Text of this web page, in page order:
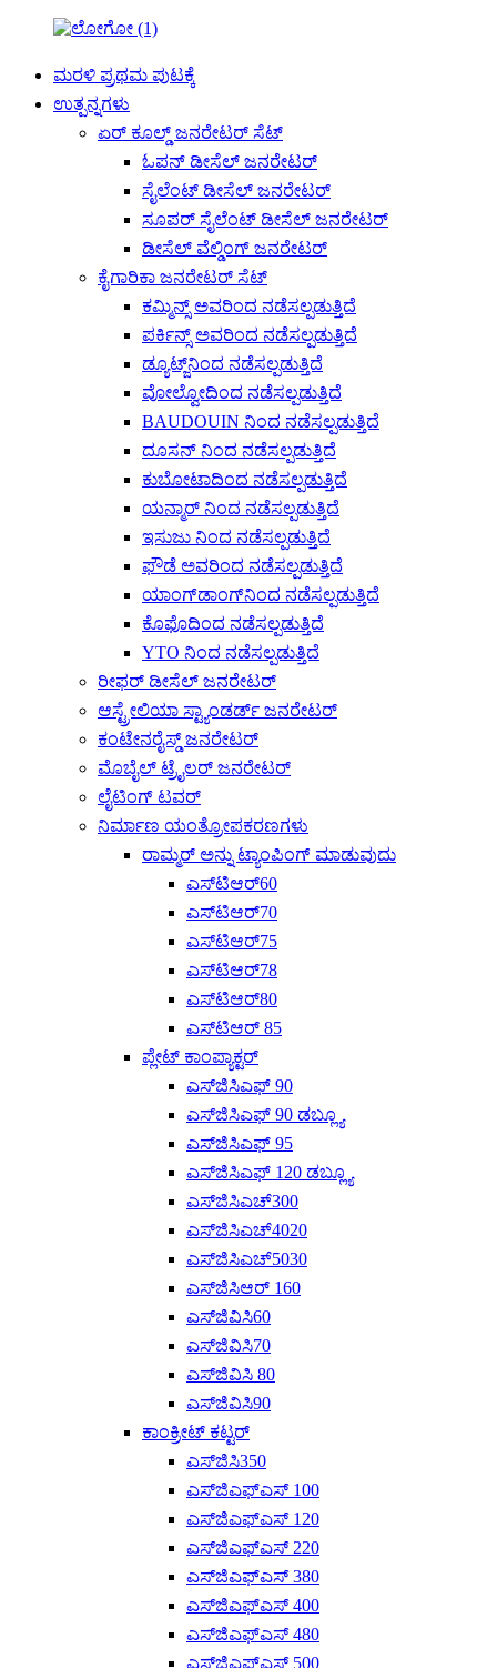
ಮರಳಿ ಪ್ರಥಮ ಪುಟಕ್ಕೆ
ಉತ್ಪನ್ನಗಳು
ಏರ್ ಕೂಲ್ಡ್ ಜನರೇಟರ್ ಸೆಟ್
ಓಪನ್ ಡೀಸೆಲ್ ಜನರೇಟರ್
ಸೈಲೆಂಟ್ ಡೀಸೆಲ್ ಜನರೇಟರ್
ಸೂಪರ್ ಸೈಲೆಂಟ್ ಡೀಸೆಲ್ ಜನರೇಟರ್
ಡೀಸೆಲ್ ವೆಲ್ಡಿಂಗ್ ಜನರೇಟರ್
ಕೈಗಾರಿಕಾ ಜನರೇಟರ್ ಸೆಟ್
ಕಮ್ಮಿನ್ಸ್ ಅವರಿಂದ ನಡೆಸಲ್ಪಡುತ್ತಿದೆ
ಪರ್ಕಿನ್ಸ್ ಅವರಿಂದ ನಡೆಸಲ್ಪಡುತ್ತಿದೆ
ಡ್ಯೂಟ್ಜ್‌ನಿಂದ ನಡೆಸಲ್ಪಡುತ್ತಿದೆ
ವೋಲ್ವೋದಿಂದ ನಡೆಸಲ್ಪಡುತ್ತಿದೆ
BAUDOUIN ನಿಂದ ನಡೆಸಲ್ಪಡುತ್ತಿದೆ
ದೂಸನ್ ನಿಂದ ನಡೆಸಲ್ಪಡುತ್ತಿದೆ
ಕುಬೋಟಾದಿಂದ ನಡೆಸಲ್ಪಡುತ್ತಿದೆ
ಯನ್ಮಾರ್ ನಿಂದ ನಡೆಸಲ್ಪಡುತ್ತಿದೆ
ಇಸುಜು ನಿಂದ ನಡೆಸಲ್ಪಡುತ್ತಿದೆ
ಫೌಡೆ ಅವರಿಂದ ನಡೆಸಲ್ಪಡುತ್ತಿದೆ
ಯಾಂಗ್‌ಡಾಂಗ್‌ನಿಂದ ನಡೆಸಲ್ಪಡುತ್ತಿದೆ
ಕೊಫೊದಿಂದ ನಡೆಸಲ್ಪಡುತ್ತಿದೆ
YTO ನಿಂದ ನಡೆಸಲ್ಪಡುತ್ತಿದೆ
ರೀಫರ್ ಡೀಸೆಲ್ ಜನರೇಟರ್
ಆಸ್ಟ್ರೇಲಿಯಾ ಸ್ಟ್ಯಾಂಡರ್ಡ್ ಜನರೇಟರ್
ಕಂಟೇನರೈಸ್ಡ್ ಜನರೇಟರ್
ಮೊಬೈಲ್ ಟ್ರೈಲರ್ ಜನರೇಟರ್
ಲೈಟಿಂಗ್ ಟವರ್
ನಿರ್ಮಾಣ ಯಂತ್ರೋಪಕರಣಗಳು
ರಾಮ್ಮರ್ ಅನ್ನು ಟ್ಯಾಂಪಿಂಗ್ ಮಾಡುವುದು
ಎಸ್‌ಟಿಆರ್60
ಎಸ್‌ಟಿಆರ್70
ಎಸ್‌ಟಿಆರ್75
ಎಸ್‌ಟಿಆರ್78
ಎಸ್‌ಟಿಆರ್80
ಎಸ್‌ಟಿಆರ್ 85
ಪ್ಲೇಟ್ ಕಾಂಪ್ಯಾಕ್ಟರ್
ಎಸ್‌ಜಿಸಿಎಫ್ 90
ಎಸ್‌ಜಿಸಿಎಫ್ 90 ಡಬ್ಲ್ಯೂ
ಎಸ್‌ಜಿಸಿಎಫ್ 95
ಎಸ್‌ಜಿಸಿಎಫ್ 120 ಡಬ್ಲ್ಯೂ
ಎಸ್‌ಜಿಸಿಎಚ್300
ಎಸ್‌ಜಿಸಿಎಚ್4020
ಎಸ್‌ಜಿಸಿಎಚ್‌5030
ಎಸ್‌ಜಿಸಿಆರ್ 160
ಎಸ್‌ಜಿವಿಸಿ60
ಎಸ್‌ಜಿವಿಸಿ70
ಎಸ್‌ಜಿವಿಸಿ 80
ಎಸ್‌ಜಿವಿಸಿ90
ಕಾಂಕ್ರೀಟ್ ಕಟ್ಟರ್
ಎಸ್‌ಜಿಸಿ350
ಎಸ್‌ಜಿಎಫ್‌ಎಸ್ 100
ಎಸ್‌ಜಿಎಫ್‌ಎಸ್ 120
ಎಸ್‌ಜಿಎಫ್‌ಎಸ್ 220
ಎಸ್‌ಜಿಎಫ್‌ಎಸ್ 380
ಎಸ್‌ಜಿಎಫ್‌ಎಸ್ 400
ಎಸ್‌ಜಿಎಫ್‌ಎಸ್ 480
ಎಸ್‌ಜಿಎಫ್‌ಎಸ್ 500